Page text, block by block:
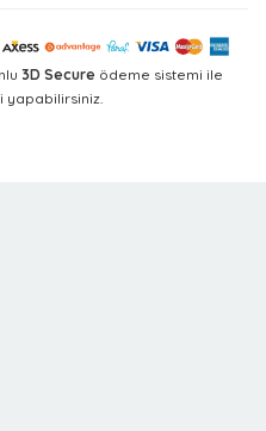
3D Secure ödeme sistemi ile
yapabilirsiniz.